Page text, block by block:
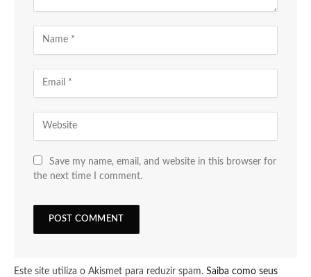
Save my name, email, and website in this browser for
the next time I comment.
Este site utiliza o Akismet para reduzir spam. Saiba como seus